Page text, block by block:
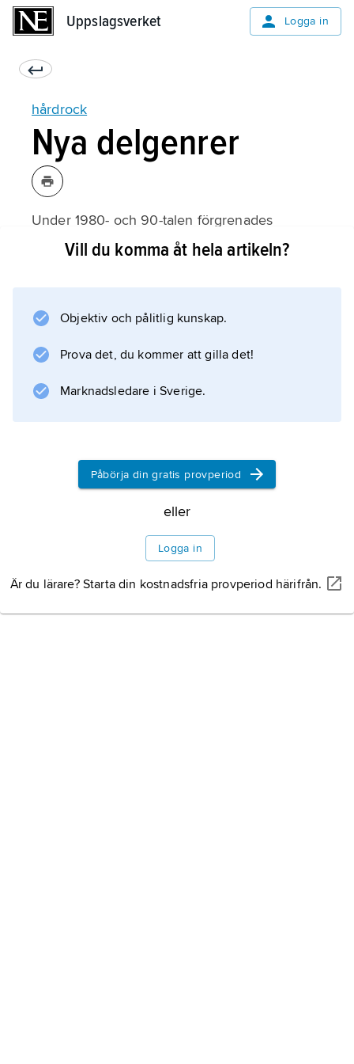
Uppslagsverket Logga in
hårdrock
Nya delgenrer
Under 1980- och 90-talen förgrenades
hårdrocken i ett flertal olika delgenrer och
death metal
, glam metal, sleaze metal, doom metal och
. Skillnaderna mellan olika närbesläktade
Information om artikeln
Vill du komma åt hela artikeln?
Objektiv och pålitlig kunskap.
Prova det, du kommer att gilla det!
Marknadsledare i Sverige.
Påbörja din gratis provperiod
eller
Logga in
Är du lärare? Starta din kostnadsfria provperiod härifrån.